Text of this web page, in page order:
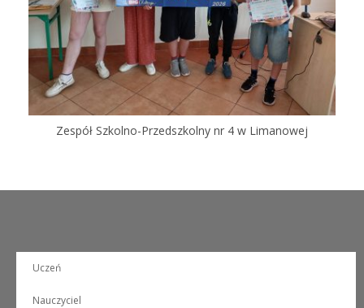
Zespół Szkolno-Przedszkolny nr 4 w Limanowej
Uczeń
Nauczyciel